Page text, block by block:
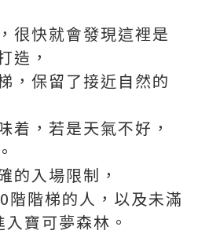
很快就會發現這裡是
造，
，保留了接近自然的
着，若是天氣不好，
的入場限制，
階階梯的人，以及未滿
寶可夢森林。